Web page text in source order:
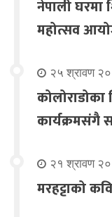
नेपाली घरमा
महोत्सव
२५ श्रावण
कार्यक्रमसंगै
२१ श्रावण
मरहट्टाको